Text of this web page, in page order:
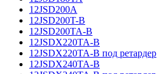
12JSD200A
12JSD200T-B
12JSD200TA-B
12JSDX220TA-B
12JSDX220TA-B под ретардер
12JSDX240TA-B